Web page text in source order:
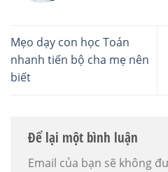
Mẹo dạy con học Toán
nhanh tiến bộ cha mẹ nên
biết
Để lại một bình luận
Email của bạn sẽ không